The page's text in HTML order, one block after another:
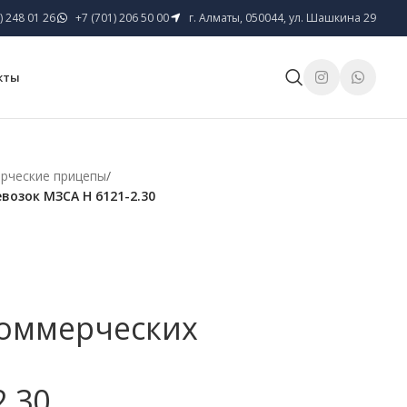
248 01 26 +7 (701) 206 50 00 г. Алматы, 050044, ул. Шашкина 29
прицепы/
МЗСА H 6121-2.30